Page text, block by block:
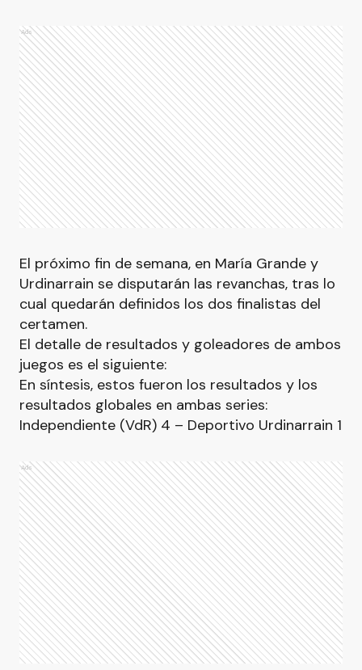
Ads
El próximo fin de semana, en María Grande y
Urdinarrain se disputarán las revanchas, tras lo
cual quedarán definidos los dos finalistas del
certamen.
El detalle de resultados y goleadores de ambos
juegos es el siguiente:
En síntesis, estos fueron los resultados y los
resultados globales en ambas series:
Independiente (VdR) 4 – Deportivo Urdinarrain 1
Ads